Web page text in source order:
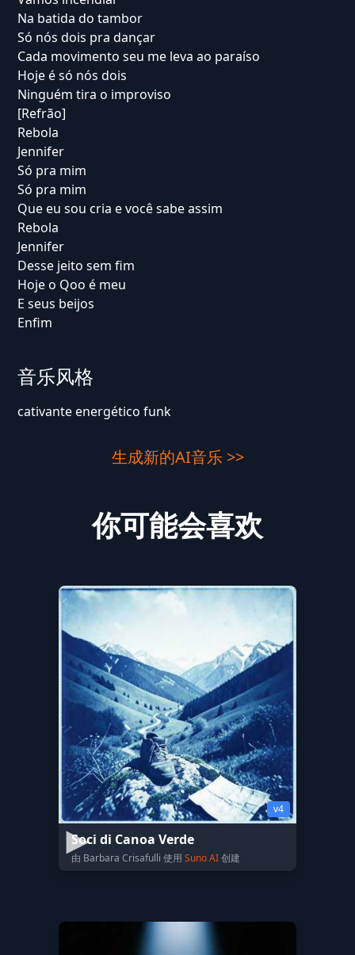
Na batida do tambor
Só nós dois pra dançar
Cada movimento seu me leva ao paraíso
Hoje é só nós dois
Ninguém tira o improviso
[Refrão]
Rebola
Jennifer
Só pra mim
Só pra mim
Que eu sou cria e você sabe assim
Rebola
Jennifer
Desse jeito sem fim
Hoje o Qoo é meu
E seus beijos
Enfim
音乐风格
cativante energético funk
生成新的AI音乐 >>
你可能会喜欢
v4
Soci di Canoa Verde
由 Barbara Crisafulli 使用 Suno AI创建